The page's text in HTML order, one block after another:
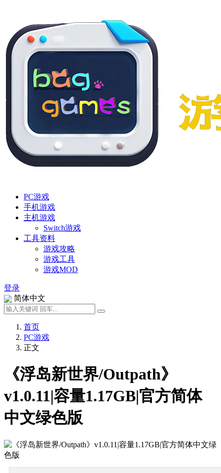
PC游戏
手机游戏
主机游戏
Switch游戏
工具资料
游戏攻略
游戏工具
游戏MOD
登录
简体中文
首页
PC游戏
正文
《浮岛新世界/Outpath》
v1.0.11|容量1.17GB|官方简体
中文绿色版